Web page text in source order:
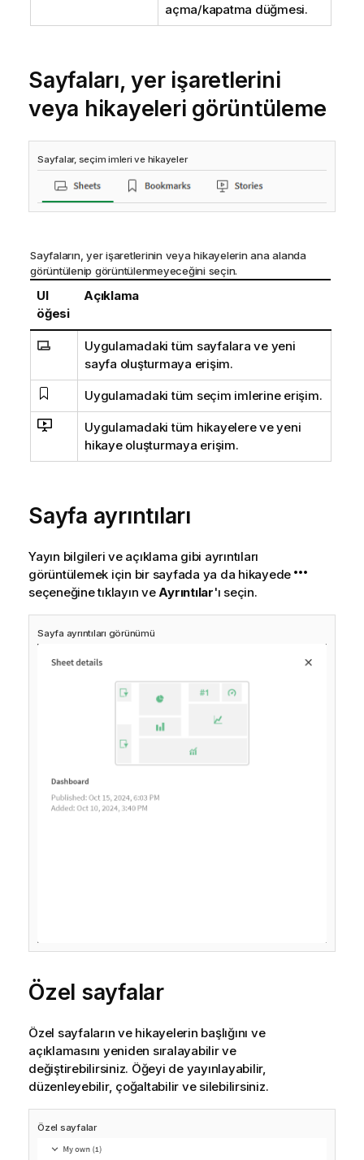
açma/kapatma düğmesi.
Sayfaları, yer işaretlerini
veya hikayeleri görüntüleme
Sayfalar, seçim imleri ve hikayeler
Sayfaların, yer işaretlerinin veya hikayelerin ana alanda
görüntülenip görüntülenmeyeceğini seçin.
UI
öğesi
Açıklama
Uygulamadaki tüm sayfalara ve yeni
sayfa oluşturmaya erişim.
Uygulamadaki tüm seçim imlerine erişim.
Uygulamadaki tüm hikayelere ve yeni
hikaye oluşturmaya erişim.
Sayfa ayrıntıları
Yayın bilgileri ve açıklama gibi ayrıntıları
görüntülemek için bir sayfada ya da hikayede
seçeneğine tıklayın veAyrıntılar'ı seçin.
Sayfa ayrıntıları görünümü
Özel sayfalar
Özel sayfaların ve hikayelerin başlığını ve
açıklamasını yeniden sıralayabilir ve
değiştirebilirsiniz. Öğeyi de yayınlayabilir,
düzenleyebilir, çoğaltabilir ve silebilirsiniz.
Özel sayfalar